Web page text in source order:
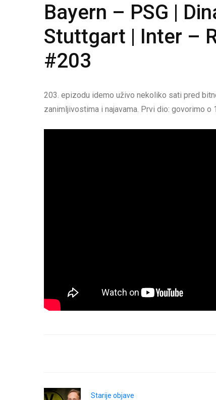
Bayern – PSG |
Stuttgart | Inter –
#203
203. epizodu idemo uživo nekoliko sati pred
zanimljivostima i najavama. Prvi dio: govorimo o
Starije objave